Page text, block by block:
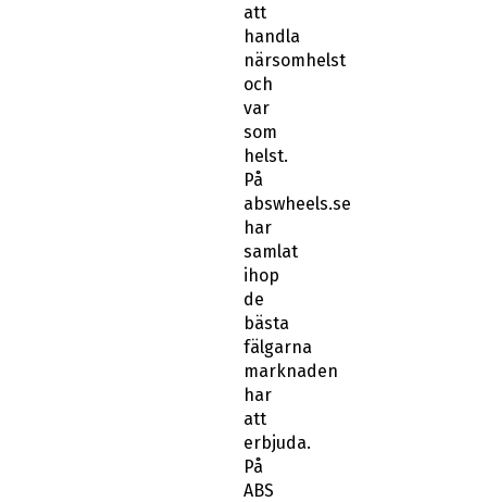
att
handla
närsomhelst
och
var
som
helst.
På
abswheels.se
har
samlat
ihop
de
bästa
fälgarna
marknaden
har
att
erbjuda.
På
ABS